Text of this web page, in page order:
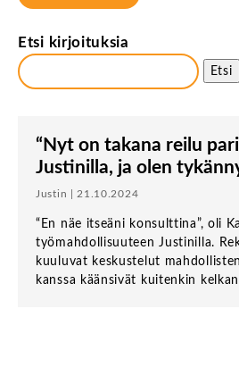
Etsi kirjoituksia
Etsi
“Nyt on takana reilu
Justinilla, ja olen
Justin | 21.10.2024
“En näe itseäni konsulttina”, oli
työmahdollisuuteen Justinilla.
kuuluvat keskustelut
kanssa käänsivät kuitenkin